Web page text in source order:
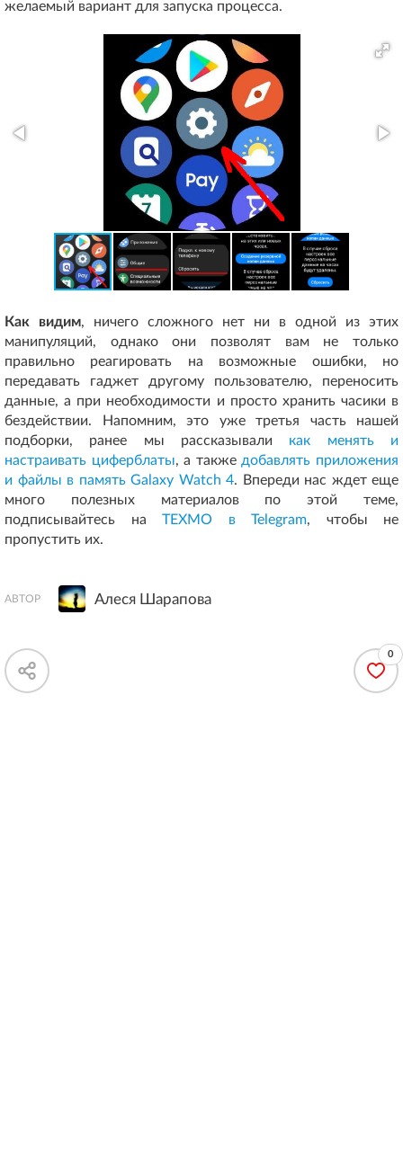
желаемый вариант для запуска процесса.
Как видим, ничего сложного нет ни в одной из этих
манипуляций, однако они позволят вам не только
правильно реагировать на возможные ошибки, но
передавать гаджет другому пользователю, переносить
данные, а при необходимости и просто хранить часики в
бездействии. Напомним, это уже третья часть нашей
подборки, ранее мы рассказывали как менять и
настраивать циферблаты, а также добавлять приложения
и файлы в память Galaxy Watch 4. Впереди нас ждет еще
много полезных материалов по этой теме,
подписывайтесь на ТЕХМО в Telegram, чтобы не
пропустить их.
АВТОР Алеся Шарапова
0